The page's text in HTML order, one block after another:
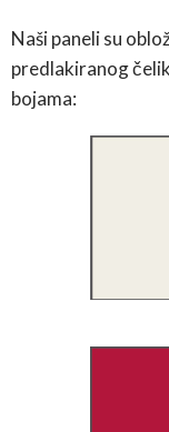
Naši paneli su
predlakiranog
bojama: